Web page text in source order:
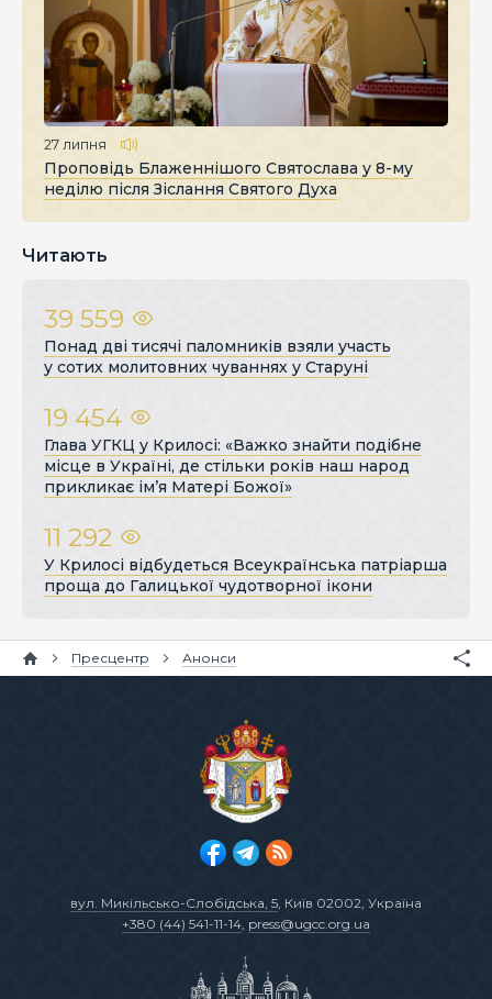
27 липня
Проповідь Блаженнішого Святослава у 8-му
неділю після Зіслання Святого Духа
Читають
39 559
Понад дві тисячі паломників взяли участь
у сотих молитовних чуваннях у Старуні
19 454
Глава УГКЦ у Крилосі: «Важко знайти подібне
місце в Україні, де стільки років наш народ
прикликає ім’я Матері Божої»
11 292
У Крилосі відбудеться Всеукраїнська патріарша
проща до Галицької чудотворної ікони
Пресцентр Анонси
вул. Микільсько-Слобідська, 5, Київ 02002, Україна
+380 (44) 541-11-14, press@ugcc.org.ua